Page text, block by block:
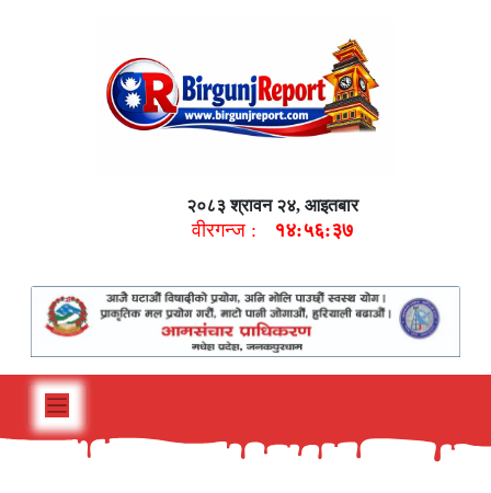
२०८३ श्रावन २४, आइतबार
वीरगन्ज : १४:५६:३८